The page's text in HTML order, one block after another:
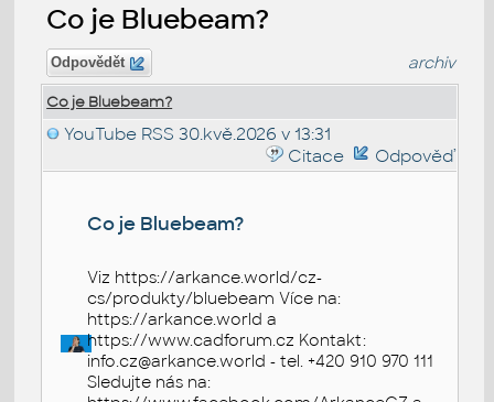
Co je Bluebeam?
Odpovědět archiv
Co je Bluebeam?
YouTube RSS 30.kvě.2026 v 13:31
Citace
Odpověď
Co je Bluebeam?
Viz https://arkance.world/cz-
cs/produkty/bluebeam Více na:
https://arkance.world a
https://www.cadforum.cz Kontakt:
info.cz@arkance.world - tel. +420 910 970 111
Sledujte nás na: